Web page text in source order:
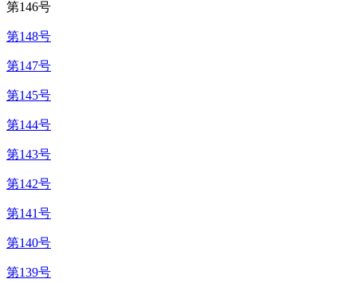
第146号
第148号
第147号
第145号
第144号
第143号
第142号
第141号
第140号
第139号